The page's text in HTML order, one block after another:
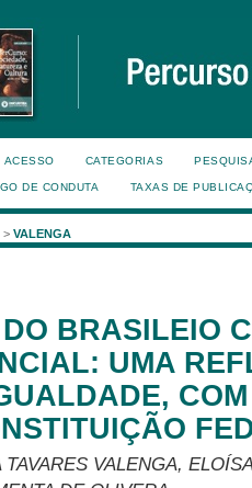
ACESSO CATEGORIAS
DE CONDUTA TAXAS DE
> VALENGA
BRASILEIO
UMA
TAVARES VALENGA,